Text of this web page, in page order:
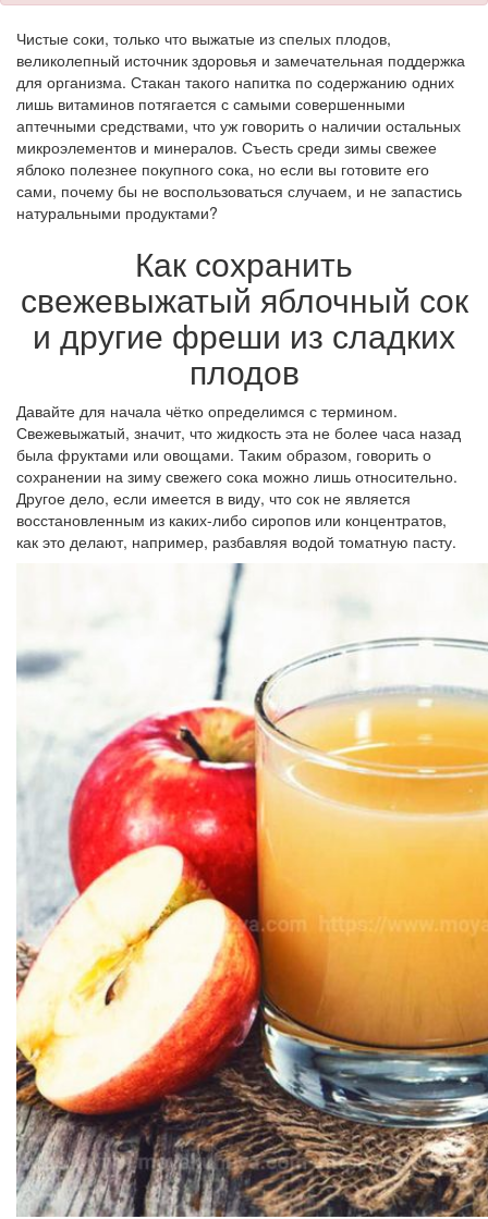
Чистые соки, только что выжатые из спелых плодов,
великолепный источник здоровья и замечательная поддержка
для организма. Стакан такого напитка по содержанию одних
лишь витаминов потягается с самыми совершенными
аптечными средствами, что уж говорить о наличии остальных
микроэлементов и минералов. Съесть среди зимы свежее
яблоко полезнее покупного сока, но если вы готовите его
сами, почему бы не воспользоваться случаем, и не запастись
натуральными продуктами?
Как сохранить
свежевыжатый яблочный сок
и другие фреши из сладких
плодов
Давайте для начала чётко определимся с термином.
Свежевыжатый, значит, что жидкость эта не более часа назад
была фруктами или овощами. Таким образом, говорить о
сохранении на зиму свежего сока можно лишь относительно.
Другое дело, если имеется в виду, что сок не является
восстановленным из каких-либо сиропов или концентратов,
как это делают, например, разбавляя водой томатную пасту.